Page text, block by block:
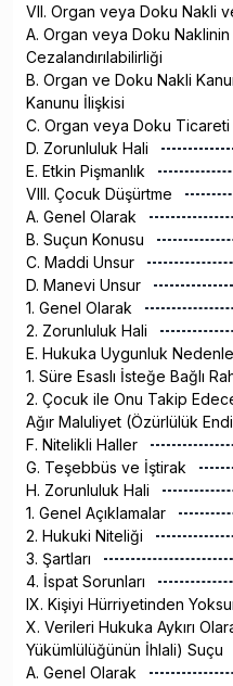
VII. Organ veya Doku Nakli
A. Organ veya Doku
Cezalandırılabilirliği
B. Organ ve Doku Nakli
Kanunu İlişkisi
C. Organ veya Doku Ticareti
D. Zorunluluk Hali
E. Etkin Pişmanlık
VIII. Çocuk Düşürtme
A. Genel Olarak
B. Suçun Konusu
C. Maddi Unsur
D. Manevi Unsur
1. Genel Olarak
2. Zorunluluk Hali
E. Hukuka Uygunluk
1. Süre Esaslı İsteğe Bağlı
2. Çocuk ile Onu Takip
Ağır Maluliyet (Özürlülük
F. Nitelikli Haller
G. Teşebbüs ve İştirak
H. Zorunluluk Hali
1. Genel Açıklamalar
2. Hukuki Niteliği
3. Şartları
4. İspat Sorunları
IX. Kişiyi Hürriyetinden
X. Verileri Hukuka Aykırı
Yükümlülüğünün İhlali) Suçu
A. Genel Olarak